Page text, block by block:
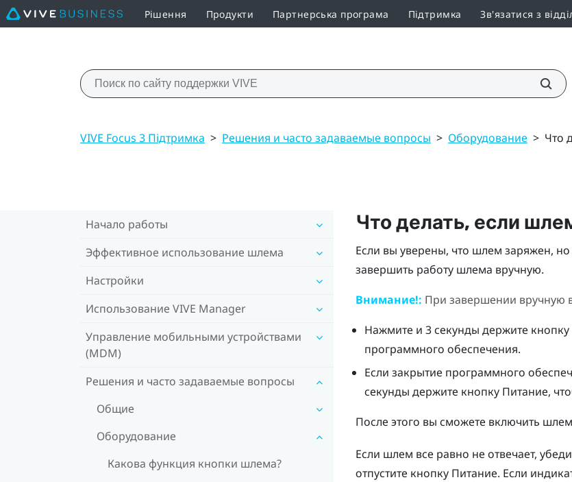
Рішення Продукти Партнерська програма Підтримка Зв'язатися з
VIVE Focus 3 Підтримка > Решения и часто задаваемые вопросы > Оборудование > Что
Начало работы
Эффективное использование шлема
Настройки
Использование VIVE Manager
Управление мобильными устройствами
(MDM)
Решения и часто задаваемые вопросы
Общие
Оборудование
Какова функция кнопки шлема?
Что делать, если
Если вы уверены, что шлем заряжен, но
завершить работу шлема вручную.
Внимание!: При завершении вручную
Нажмите и 3 секунды держите кнопку
программного обеспечения.
Если закрытие программного
секунды держите кнопку Питание,
После этого вы сможете включить
Если шлем все равно не отвечает,
отпустите кнопку Питание. Если